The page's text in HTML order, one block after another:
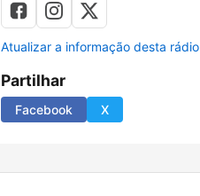
Atualizar a informação desta rádio
Partilhar
Facebook X